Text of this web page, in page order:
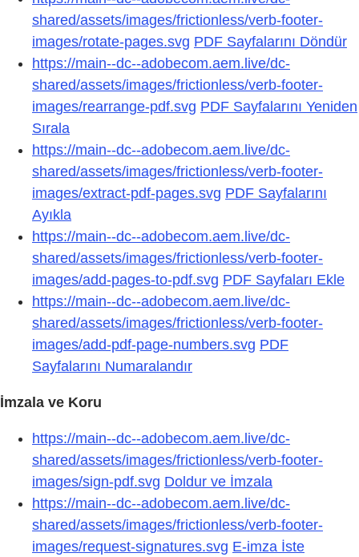
shared/assets/images/frictionless/verb-footer-
images/rotate-pages.svg PDF Sayfalarını Döndür
https://main--dc--adobecom.aem.live/dc-
shared/assets/images/frictionless/verb-footer-
images/rearrange-pdf.svg PDF Sayfalarını Yeniden
Sırala
https://main--dc--adobecom.aem.live/dc-
shared/assets/images/frictionless/verb-footer-
images/extract-pdf-pages.svg PDF Sayfalarını
Ayıkla
https://main--dc--adobecom.aem.live/dc-
shared/assets/images/frictionless/verb-footer-
images/add-pages-to-pdf.svg PDF Sayfaları Ekle
https://main--dc--adobecom.aem.live/dc-
shared/assets/images/frictionless/verb-footer-
images/add-pdf-page-numbers.svg PDF
Sayfalarını Numaralandır
İmzala ve Koru
https://main--dc--adobecom.aem.live/dc-
shared/assets/images/frictionless/verb-footer-
images/sign-pdf.svg Doldur ve İmzala
https://main--dc--adobecom.aem.live/dc-
shared/assets/images/frictionless/verb-footer-
images/request-signatures.svg E-imza İste